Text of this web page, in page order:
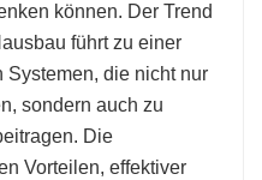
können. Der Trend
führt zu einer
die nicht nur
sondern auch zu
Die
Vorteilen, effektiver